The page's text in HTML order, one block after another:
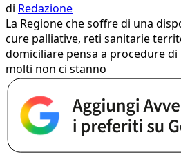
di Redazione
La Regione che soffre di una
cure palliative, reti sanitarie
domiciliare pensa a procedure
molti non ci stanno